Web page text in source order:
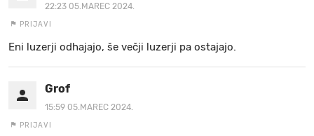
22:23 05.MAREC 2024.
PRIJAVI
Eni luzerji odhajajo, še večji luzerji pa ostajajo.
Grof
15:59 05.MAREC 2024.
PRIJAVI